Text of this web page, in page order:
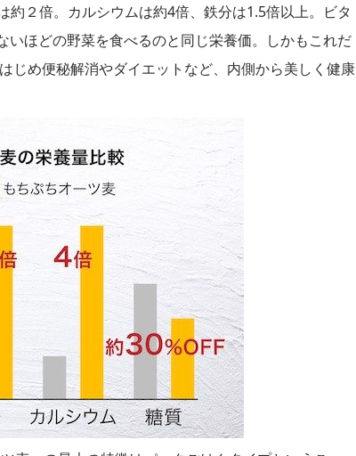
２倍。カルシウムは約4倍、鉄分は1.5倍以上。ビタ
いほどの野菜を食べるのと同じ栄養価。しかもこれだ
じめ便秘解消やダイエットなど、内側から美しく健康